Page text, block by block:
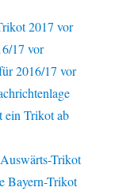
2017 vor
17 vor
2016/17 vor
ein Trikot ab
Trikot
Bayern-Trikot